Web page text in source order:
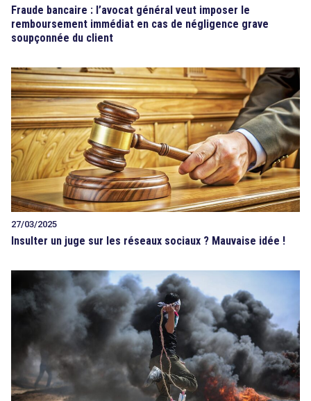
Fraude bancaire : l’avocat général veut imposer le
remboursement immédiat en cas de négligence grave
soupçonnée du client
27/03/2025
Insulter un juge sur les réseaux sociaux ? Mauvaise idée !